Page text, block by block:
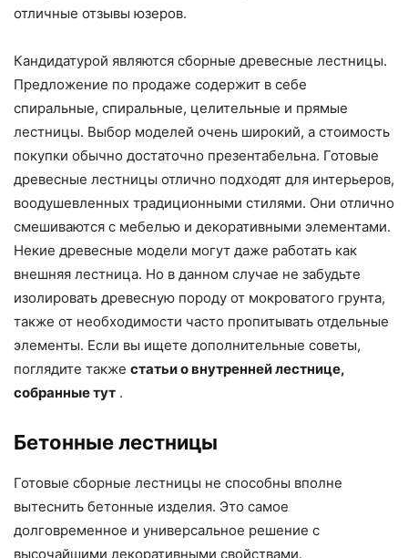
отличные отзывы юзеров.
Кандидатурой являются сборные древесные лестницы.
Предложение по продаже содержит в себе
спиральные, спиральные, целительные и прямые
лестницы. Выбор моделей очень широкий, а стоимость
покупки обычно достаточно презентабельна. Готовые
древесные лестницы отлично подходят для интерьеров,
воодушевленных традиционными стилями. Они отлично
смешиваются с мебелью и декоративными элементами.
Некие древесные модели могут даже работать как
внешняя лестница. Но в данном случае не забудьте
изолировать древесную породу от мокроватого грунта,
также от необходимости часто пропитывать отдельные
элементы. Если вы ищете дополнительные советы,
поглядите также статьи о внутренней лестнице,
собранные тут .
Бетонные лестницы
Готовые сборные лестницы не способны вполне
вытеснить бетонные изделия. Это самое
долговременное и универсальное решение с
высочайшими декоративными свойствами.